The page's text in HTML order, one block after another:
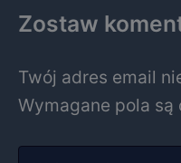
Zostaw
Twój adres email
Wymagane pola są